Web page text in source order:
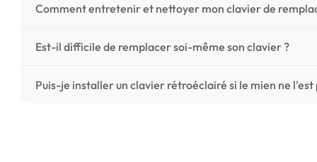
Pour ne pas vous tromper, vérifiez trois points critiques
Comment entretenir et nettoyer mon clavier de
Un entretien régulier prolonge la vie de vos touches.
Est-il difficile de remplacer soi-même son clavier ?
C'est une réparation accessible et très économique !
Puis-je installer un clavier rétroéclairé si le mien ne l'est